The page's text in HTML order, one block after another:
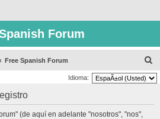
Forum
Free Spanish Forum
u
Idioma:
(de aquí en adelante "nosotros", "nos",